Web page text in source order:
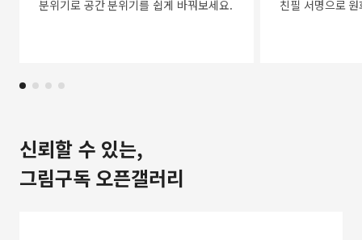
분위기로 공간 분위기를 쉽게 바꿔보세요.
친필 서명으로
신뢰할 수 있는,
그림구독 오픈갤러리